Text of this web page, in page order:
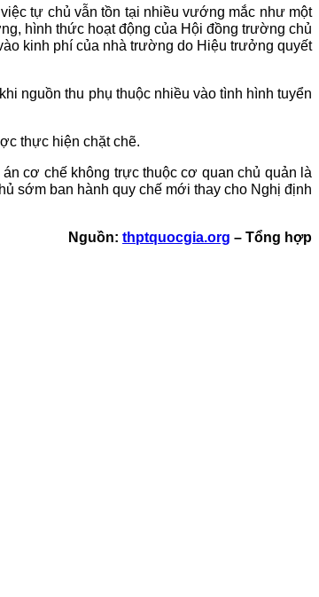
tự chủ vẫn tồn tại nhiều vướng mắc như một
hình thức hoạt động của Hội đồng trường chủ
kinh phí của nhà trường do Hiệu trưởng quyết
nguồn thu phụ thuộc nhiều vào tình hình tuyển
thực hiện chặt chẽ.
cơ chế không trực thuộc cơ quan chủ quản là
sớm ban hành quy chế mới thay cho Nghị định
Nguồn: thptquocgia.org – Tổng hợp